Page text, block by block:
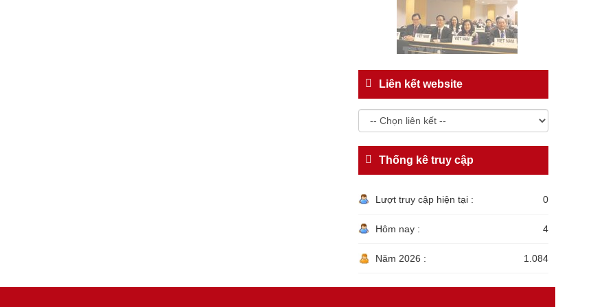
Liên kết website
Thống kê truy cập
Lượt truy cập hiện tại : 0
Hôm nay : 4
Năm 2026 : 1.084